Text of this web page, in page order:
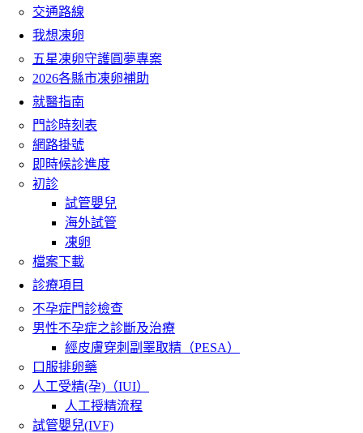
交通路線
我想凍卵
五星凍卵守護圓夢專案
2026各縣市凍卵補助
就醫指南
門診時刻表
網路掛號
即時候診進度
初診
試管嬰兒
海外試管
凍卵
檔案下載
診療項目
不孕症門診檢查
男性不孕症之診斷及治療
經皮膚穿刺副睪取精（PESA）
口服排卵藥
人工受精(孕)（IUI）
人工授精流程
試管嬰兒(IVF)